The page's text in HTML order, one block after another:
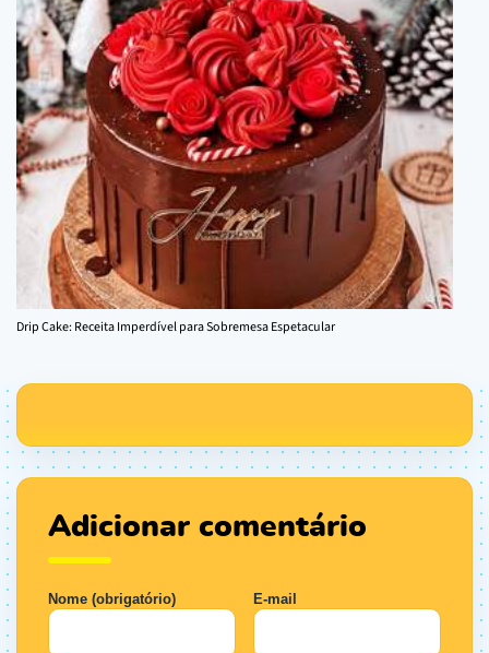
Drip Cake: Receita Imperdível para Sobremesa Espetacular
Adicionar comentário
Nome (obrigatório) E-mail